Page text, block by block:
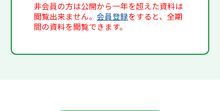
非会員の方は公開から一年を超えた資料は
閲覧出来ません。会員登録をすると、全期
間の資料を閲覧できます。